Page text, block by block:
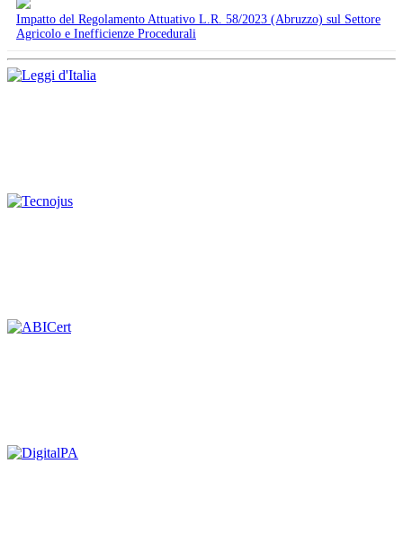
Impatto del Regolamento Attuativo L.R. 58/2023 (Abruzzo) sul Settore
Agricolo e Inefficienze Procedurali